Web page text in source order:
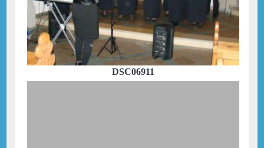
DSC06911